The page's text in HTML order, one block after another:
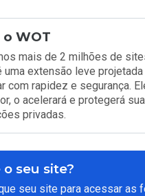
WOT
mais de 2 milhões de
uma extensão leve
com rapidez e segurança.
o acelerará e protegerá
privadas.
o seu site?
seu site para acessar as